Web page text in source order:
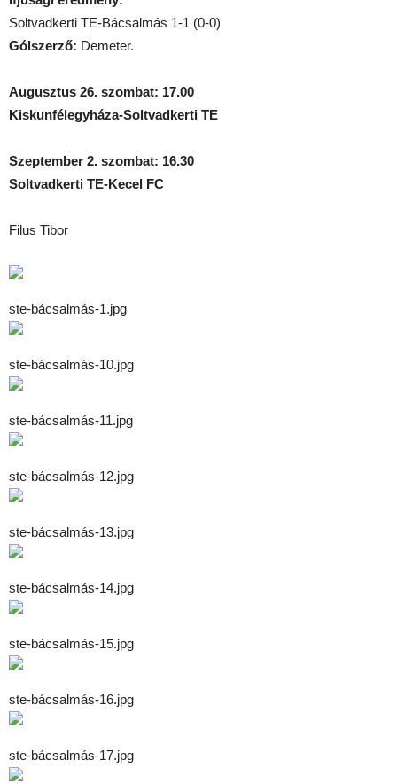
Soltvadkerti TE-Bácsalmás 1-1 (0-0)
Gólszerző: Demeter.
Augusztus 26. szombat: 17.00
Kiskunfélegyháza-Soltvadkerti TE
Szeptember 2. szombat: 16.30
Soltvadkerti TE-Kecel FC
Filus Tibor
ste-bácsalmás-1.jpg
ste-bácsalmás-10.jpg
ste-bácsalmás-11.jpg
ste-bácsalmás-12.jpg
ste-bácsalmás-13.jpg
ste-bácsalmás-14.jpg
ste-bácsalmás-15.jpg
ste-bácsalmás-16.jpg
ste-bácsalmás-17.jpg